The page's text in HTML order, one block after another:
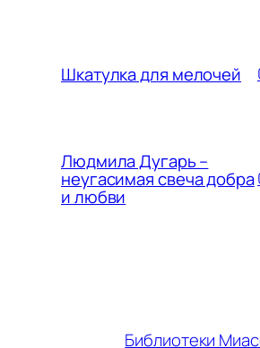
Шкатулка для мелочей
Людмила Дугарь –
неугасимая свеча добра
и любви
Библиотеки